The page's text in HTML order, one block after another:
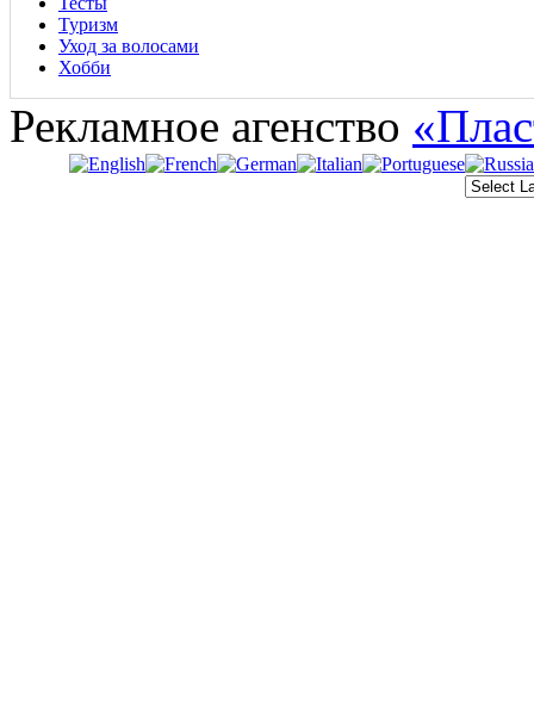
Туризм
Уход за волосами
Хобби
Рекламное агенство